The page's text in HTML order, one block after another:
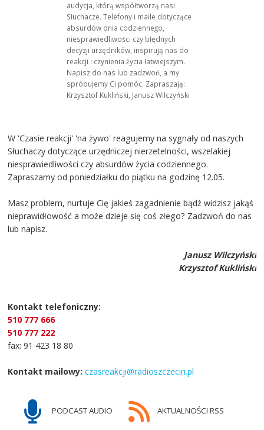
audycja, którą współtworzą nasi
Słuchacze. Telefony i maile dotyczące
absurdów dnia codziennego,
niesprawiedliwości czy błędnych
decyzji urzędników, inspirują nas do
reakcji i czynienia życia łatwiejszym.
Napisz do nas lub zadzwoń, a my
spróbujemy Ci pomóc. Zapraszają:
Krzysztof Kukliński, Janusz Wilczyński
W 'Czasie reakcji' 'na żywo' reagujemy na sygnały od naszych
Słuchaczy dotyczące urzędniczej nierzetelności, wszelakiej
niesprawiedliwości czy absurdów życia codziennego.
Zapraszamy od poniedziałku do piątku na godzinę 12.05.
Masz problem, nurtuje Cię jakieś zagadnienie bądź widzisz jakąś
nieprawidłowość a może dzieje się coś złego? Zadzwoń do nas
lub napisz.
Janusz Wilczyński
Krzysztof Kukliński
Kontakt telefoniczny:
510 777 666
510 777 222
fax: 91 423 18 80
Kontakt mailowy: czasreakcji@radioszczecin.pl
PODCAST AUDIO AKTUALNOŚCI RSS